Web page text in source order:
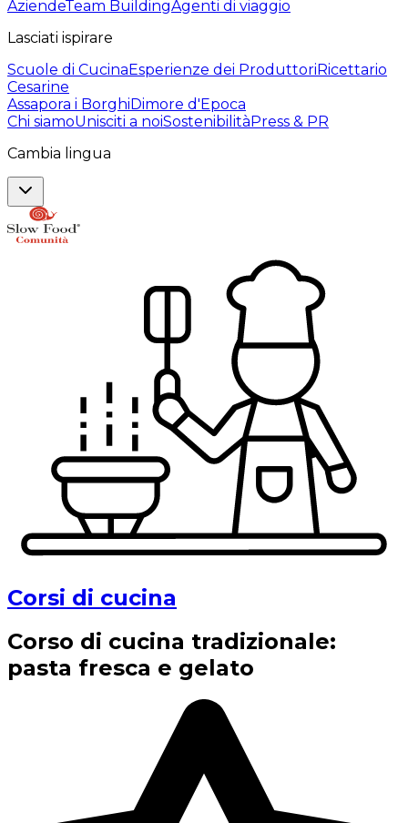
AziendeTeam BuildingAgenti di viaggio
Lasciati ispirare
Scuole di CucinaEsperienze dei ProduttoriRicettario
Cesarine
Assapora i BorghiDimore d'Epoca
Chi siamoUnisciti a noiSostenibilitàPress & PR
Cambia lingua
Corsi di cucina
Corso di cucina tradizionale:
pasta fresca e gelato